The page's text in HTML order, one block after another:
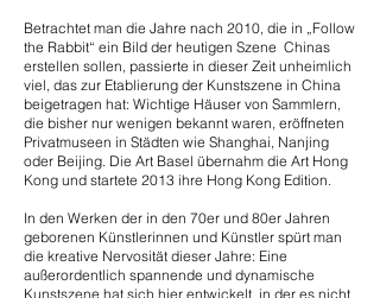
Betrachtet man die Jahre nach 2010, die in „Follow
the Rabbit“ ein Bild der heutigen Szene Chinas
erstellen sollen, passierte in dieser Zeit unheimlich
viel, das zur Etablierung der Kunstszene in China
beigetragen hat: Wichtige Häuser von Sammlern,
die bisher nur wenigen bekannt waren, eröffneten
Privatmuseen in Städten wie Shanghai, Nanjing
oder Beijing. Die Art Basel übernahm die Art Hong
Kong und startete 2013 ihre Hong Kong Edition.
In den Werken der in den 70er und 80er Jahren
geborenen Künstlerinnen und Künstler spürt man
die kreative Nervosität dieser Jahre: Eine
außerordentlich spannende und dynamische
Kunstszene hat sich hier entwickelt, in der es nicht